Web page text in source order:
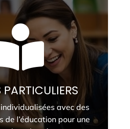
avec des
de l’éducation pour une